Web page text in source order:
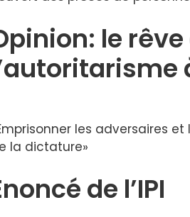
le
les adversaires
la dictature»
de l’IPI